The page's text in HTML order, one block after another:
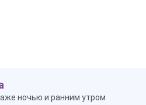
ночью и ранним утром